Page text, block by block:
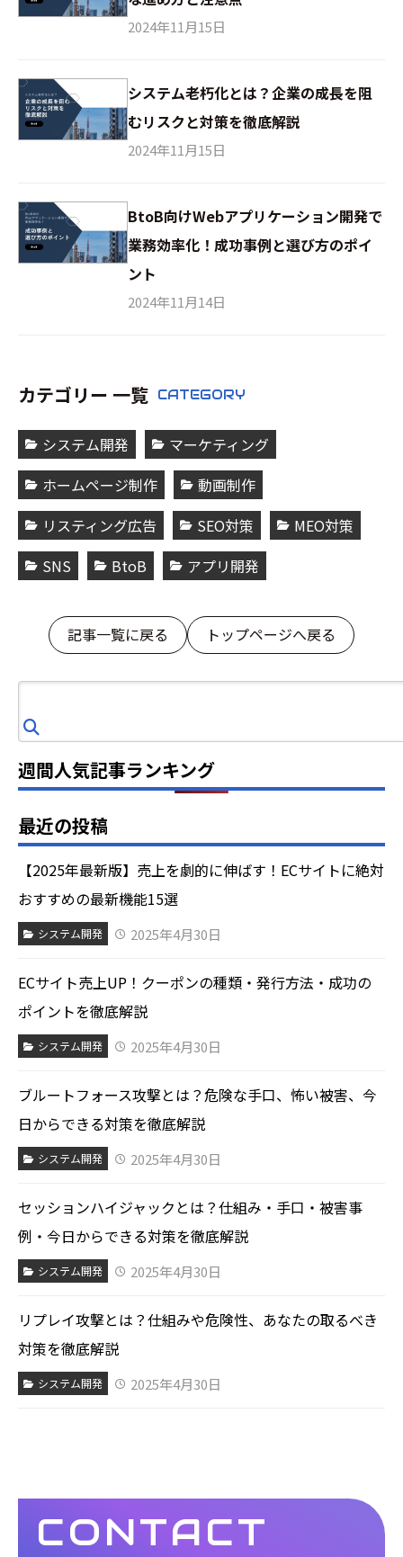
2024年11月15日
システム老朽化とは？企業の成長を阻
むリスクと対策を徹底解説
2024年11月15日
BtoB向けWebアプリケーション開発で
業務効率化！成功事例と選び方のポイ
ント
2024年11月14日
カテゴリー 一覧 CATEGORY
システム開発
マーケティング
ホームページ制作
動画制作
リスティング広告
SEO対策
MEO対策
SNS
BtoB アプリ開発
記事一覧に戻る トップページへ戻る
索
週間人気記事ランキング
最近の投稿
【2025年最新版】売上を劇的に伸ばす！ECサイトに絶対
おすすめの最新機能15選
システム開発 2025年4月30日
ECサイト売上UP！クーポンの種類・発行方法・成功の
ポイントを徹底解説
システム開発 2025年4月30日
ブルートフォース攻撃とは？危険な手口、怖い被害、今
日からできる対策を徹底解説
システム開発 2025年4月30日
セッションハイジャックとは？仕組み・手口・被害事
例・今日からできる対策を徹底解説
システム開発 2025年4月30日
リプレイ攻撃とは？仕組みや危険性、あなたの取るべき
対策を徹底解説
システム開発 2025年4月30日
CONTACT